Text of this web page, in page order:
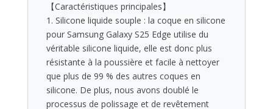
【Caractéristiques principales】
1. Silicone liquide souple : la coque en silicone
pour Samsung Galaxy S25 Edge utilise du
véritable silicone liquide, elle est donc plus
résistante à la poussière et facile à nettoyer
que plus de 99 % des autres coques en
silicone. De plus, nous avons doublé le
processus de polissage et de revêtement